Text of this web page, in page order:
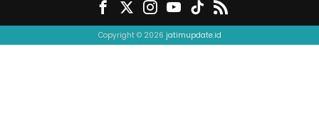
Copyright © 2026 jatimupdate.id